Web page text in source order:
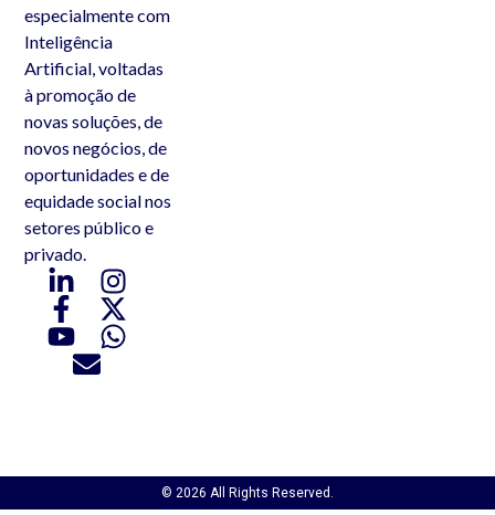
especialmente com
Inteligência
Artificial, voltadas
à promoção de
novas soluções, de
novos negócios, de
oportunidades e de
equidade social nos
setores público e
privado.
© 2026 All Rights Reserved.